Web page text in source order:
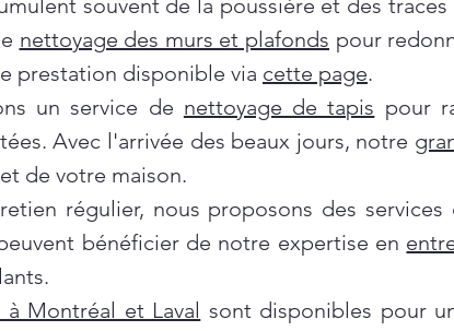
souvent de la poussière et des
nettoyage des murs et plafonds pour
prestation disponible via cette page.
un service de nettoyage de tapis pour
Avec l'arrivée des beaux jours, notre
de votre maison.
régulier, nous proposons des services
bénéficier de notre expertise en
Montréal et Laval sont disponibles pour